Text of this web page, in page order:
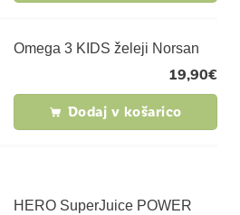
Omega 3 KIDS želeji Norsan
19,90€
Dodaj v košarico
HERO SuperJuice POWER